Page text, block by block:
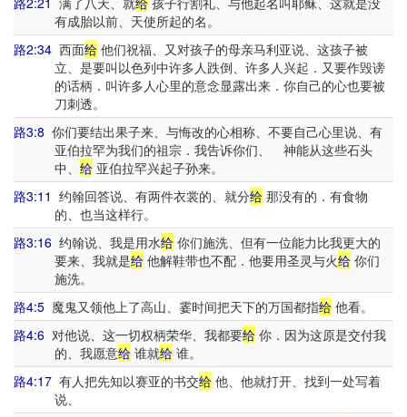
有成胎以前、天使所起的名。
路2:34 西面给 他们祝福、又对孩子的母亲马利亚说、这孩子被
立、是要叫以色列中许多人跌倒、许多人兴起．又要作毁谤
的话柄．叫许多人心里的意念显露出来．你自己的心也要被
刀刺透。
路3:8 你们要结出果子来、与悔改的心相称、不要自己心里说、有
亚伯拉罕为我们的祖宗．我告诉你们、 神能从这些石头
中、 给亚伯拉罕兴起子孙来。
路3:11 约翰回答说、有两件衣裳的、就分给 那没有的．有食物
的、也当这样行。
路3:16 约翰说、我是用水给 你们施洗、但有一位能力比我更大的
要来、我就是给他解鞋带也不配．他要用圣灵与火给你们
施洗。
路4:5 魔鬼又领他上了高山、霎时间把天下的万国都指给 他看。
路4:6 对他说、这一切权柄荣华、我都要给 你．因为这原是交付我
的、我愿意给谁就给谁。
路4:17 有人把先知以赛亚的书交给 他、他就打开、找到一处写着
说、